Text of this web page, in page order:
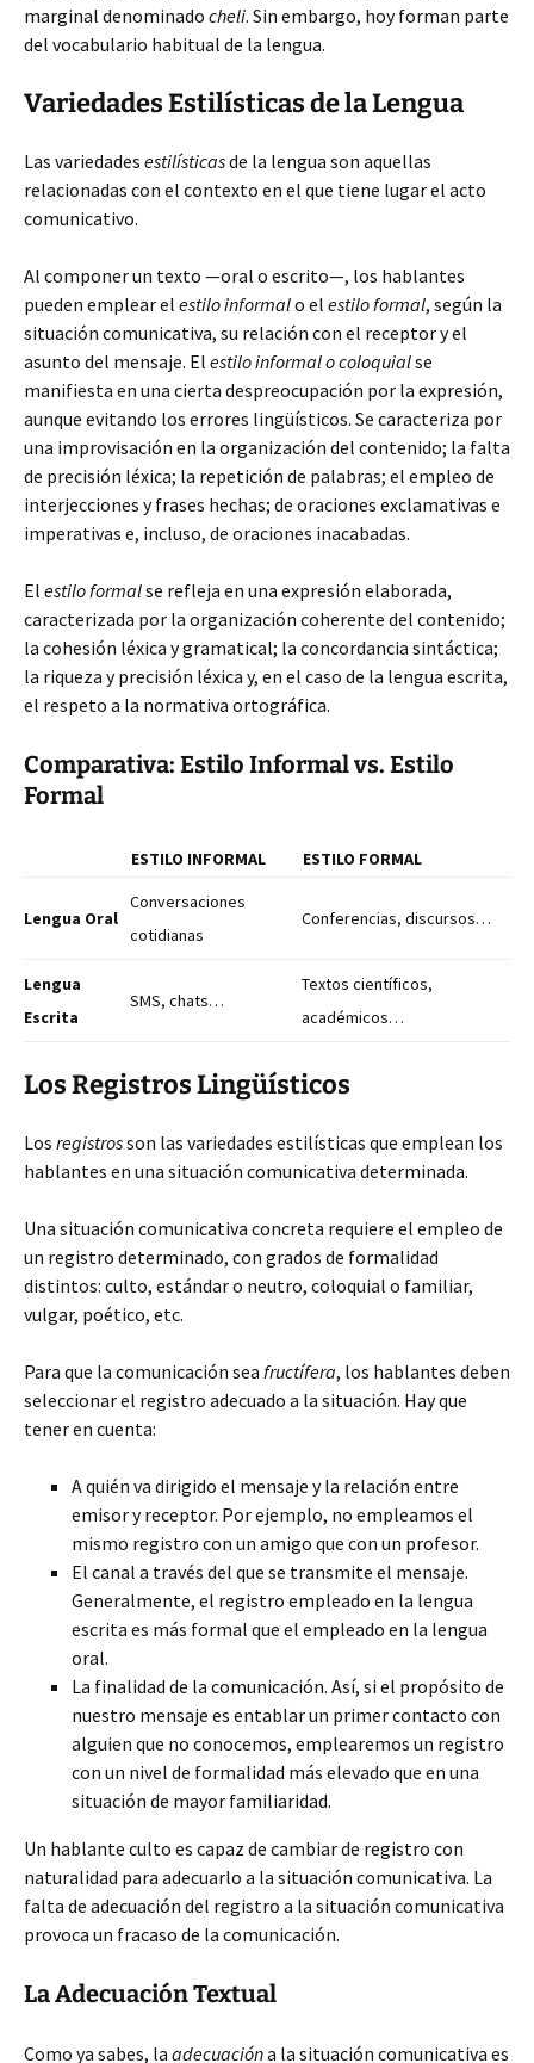
marginal denominado cheli. Sin embargo, hoy forman parte
del vocabulario habitual de la lengua.
Variedades Estilísticas de la Lengua
Las variedades estilísticasde la lengua son aquellas
relacionadas con el contexto en el que tiene lugar el acto
comunicativo.
Al componer un texto —oral o escrito—, los hablantes
pueden emplear el estilo informalo el estilo formal, según la
situación comunicativa, su relación con el receptor y el
asunto del mensaje. El estilo informal o coloquialse
manifiesta en una cierta despreocupación por la expresión,
aunque evitando los errores lingüísticos. Se caracteriza por
una improvisación en la organización del contenido; la falta
de precisión léxica; la repetición de palabras; el empleo de
interjecciones y frases hechas; de oraciones exclamativas e
imperativas e, incluso, de oraciones inacabadas.
El estilo formalse refleja en una expresión elaborada,
caracterizada por la organización coherente del contenido;
la cohesión léxica y gramatical; la concordancia sintáctica;
la riqueza y precisión léxica y, en el caso de la lengua escrita,
el respeto a la normativa ortográfica.
Comparativa: Estilo Informal vs. Estilo
Formal
ESTILO INFORMAL ESTILO FORMAL
Lengua Oral
Conversaciones
cotidianas
Conferencias, discursos…
Lengua
Escrita
SMS, chats…
Textos científicos,
académicos…
Los Registros Lingüísticos
Los registrosson las variedades estilísticas que emplean los
hablantes en una situación comunicativa determinada.
Una situación comunicativa concreta requiere el empleo de
un registro determinado, con grados de formalidad
distintos: culto, estándar o neutro, coloquial o familiar,
vulgar, poético, etc.
Para que la comunicación sea fructífera, los hablantes deben
seleccionar el registro adecuado a la situación. Hay que
tener en cuenta:
A quién va dirigido el mensaje y la relación entre
emisor y receptor. Por ejemplo, no empleamos el
mismo registro con un amigo que con un profesor.
El canal a través del que se transmite el mensaje.
Generalmente, el registro empleado en la lengua
escrita es más formal que el empleado en la lengua
oral.
La finalidad de la comunicación. Así, si el propósito de
nuestro mensaje es entablar un primer contacto con
alguien que no conocemos, emplearemos un registro
con un nivel de formalidad más elevado que en una
situación de mayor familiaridad.
Un hablante culto es capaz de cambiar de registro con
naturalidad para adecuarlo a la situación comunicativa. La
falta de adecuación del registro a la situación comunicativa
provoca un fracaso de la comunicación.
La Adecuación Textual
Como ya sabes, la adecuacióna la situación comunicativa es